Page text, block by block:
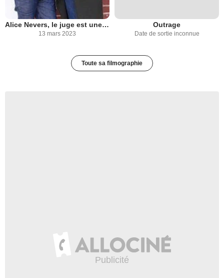
Alice Nevers, le juge est une femme
13 mars 2023
Outrage
Date de sortie inconnue
Toute sa filmographie